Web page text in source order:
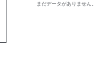
まだデータがありません。